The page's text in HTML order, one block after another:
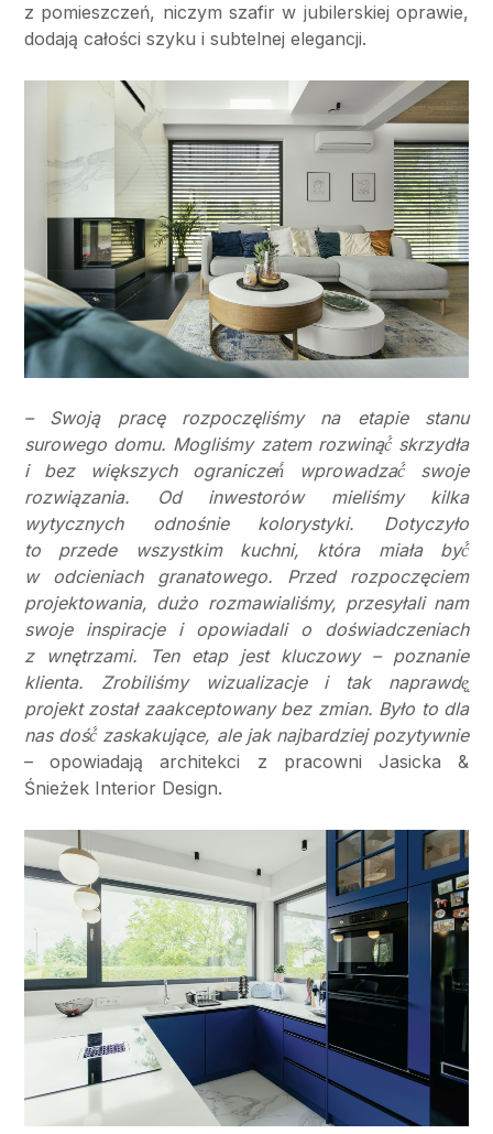
z pomieszczeń, niczym szafir w jubilerskiej oprawie,
dodają całości szyku i subtelnej elegancji.
– Swoją pracę rozpoczęliśmy na etapie stanu
surowego domu. Mogliśmy zatem rozwinąć́ skrzydła
i bez większych ograniczeń́ wprowadzać́ swoje
rozwiązania. Od inwestorów mieliśmy kilka
wytycznych odnośnie kolorystyki. Dotyczyło
to przede wszystkim kuchni, która miała być́
w odcieniach granatowego. Przed rozpoczęciem
projektowania, dużo rozmawialiśmy, przesyłali nam
swoje inspiracje i opowiadali o doświadczeniach
z wnętrzami. Ten etap jest kluczowy – poznanie
klienta. Zrobiliśmy wizualizacje i tak naprawdę̨
projekt został zaakceptowany bez zmian. Było to dla
nas dość́ zaskakujące, ale jak najbardziej pozytywnie
– opowiadają architekci z pracowni Jasicka &
Śnieżek Interior Design.